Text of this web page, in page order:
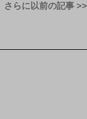
さらに以前の記事 >>